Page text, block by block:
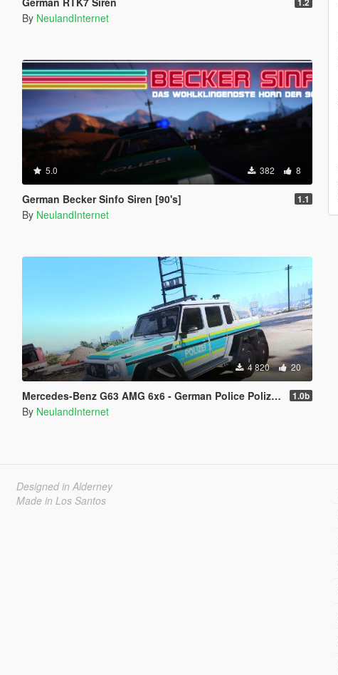
By NeulandInternet
5.0 382 8
German Becker Sinfo Siren [90's] 1.1
By NeulandInternet
4 820 20
Mercedes-Benz G63 AMG 6x6 - German Police Polizei Livery 1.0b
By NeulandInternet
Designed in Alderney
Made in Los Santos